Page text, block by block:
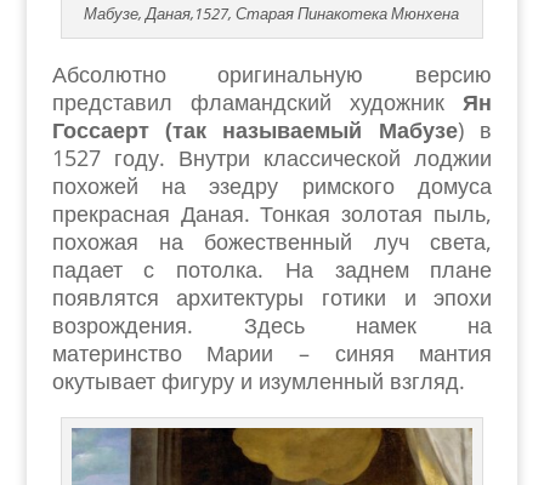
Мабузе, Даная,1527, Старая Пинакотека Мюнхена
Абсолютно оригинальную версию
представил фламандский художникЯн
Госсаерт (так называемый Мабузе) в
1527 году. Внутри классической лоджии
похожей на эзедру римского домуса
прекрасная Даная. Тонкая золотая пыль,
похожая на божественный луч света,
падает с потолка. На заднем плане
появлятся архитектуры готики и эпохи
возрождения. Здесь намек на
материнство Марии – синяя мантия
окутывает фигуру и изумленный взгляд.